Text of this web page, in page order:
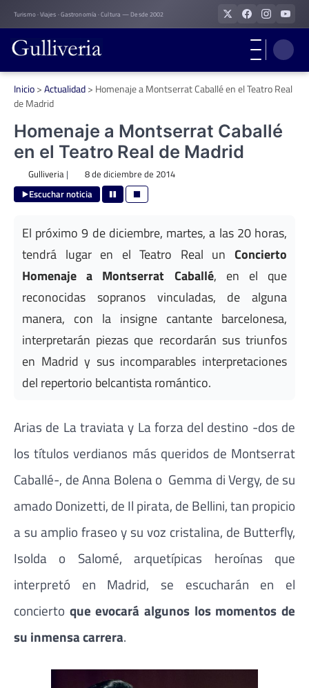
Skip
to
content
Turismo · Viajes · Gastronomía · Cultura — Desde 2002
Inicio>Actualidad> Homenaje a Montserrat Caballé en el Teatro Real
de Madrid
Homenaje a Montserrat Caballé
en el Teatro Real de Madrid
Gulliveria| 8 de diciembre de 2014
Escuchar noticia
El próximo 9 de diciembre, martes, a las 20 horas,
tendrá lugar en el Teatro Real un Concierto
Homenaje a Montserrat Caballé, en el que
reconocidas sopranos vinculadas, de alguna
manera, con la insigne cantante barcelonesa,
interpretarán piezas que recordarán sus triunfos
en Madrid y sus incomparables interpretaciones
del repertorio belcantista romántico.
Arias de La traviata y La forza del destino -dos de
los títulos verdianos más queridos de Montserrat
Caballé-, de Anna Bolena o Gemma di Vergy, de su
amado Donizetti, de Il pirata, de Bellini, tan propicio
a su amplio fraseo y su voz cristalina, de Butterfly,
Isolda o Salomé, arquetípicas heroínas que
interpretó en Madrid, se escucharán en el
concierto que evocará algunos los momentos de
su inmensa carrera.